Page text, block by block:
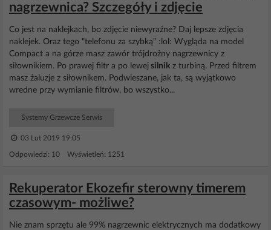
nagrzewnica? Szczegóły i zdjęcie
Co jest na naklejkach, bo zdjęcie niewyraźne? Daj lepsze zdjęcia
naklejek. Oraz tego "telefonu za szybką" :lol: Wygląda na model
Compact a na górze masz zawór trójdrożny nagrzewnicy z
siłownikiem. Po prawej filtr a po lewej silnik z turbiną. Przed filtrem
masz żaluzje z siłownikem. Podwieszane, jak ta, są wyjątkowo
wredne przy wymianie filtrów, bo wszystko...
Systemy Grzewcze Serwis
03 Lut 2019 19:05
Odpowiedzi: 10 Wyświetleń: 1251
Rekuperator Ekozefir sterowny timerem
czasowym- możliwe?
Nie znam sprzętu ale 99% nagrzewnic elektrycznych ma dodatkowy